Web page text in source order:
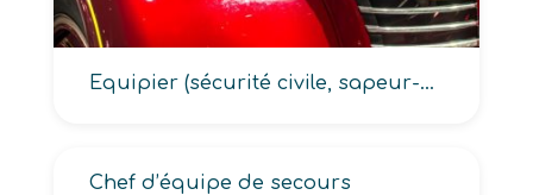
Equipier (sécurité civile, sapeur-pompier)
Chef d’équipe de secours